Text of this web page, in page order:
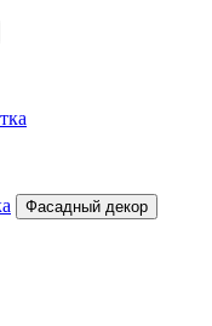
Фасадный декор